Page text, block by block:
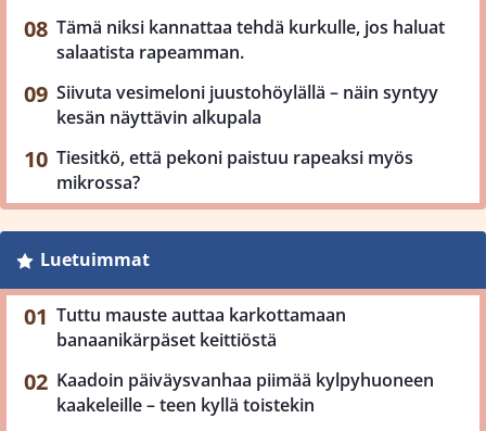
Tämä niksi kannattaa tehdä kurkulle, jos haluat
salaatista rapeamman.
Siivuta vesimeloni juustohöylällä – näin syntyy
kesän näyttävin alkupala
Tiesitkö, että pekoni paistuu rapeaksi myös
mikrossa?
Luetuimmat
Tuttu mauste auttaa karkottamaan
banaanikärpäset keittiöstä
Kaadoin päiväysvanhaa piimää kylpyhuoneen
kaakeleille – teen kyllä toistekin